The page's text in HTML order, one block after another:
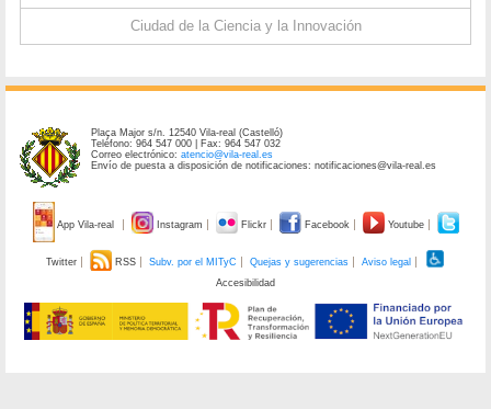
Ciudad de la Ciencia y la Innovación
Plaça Major s/n. 12540 Vila-real (Castelló)
Teléfono: 964 547 000 | Fax: 964 547 032
Correo electrónico:atencio@vila-real.es
Envío de puesta a disposición de notificaciones: notificaciones@vila-real.es
App Vila-real Instagram Flickr Facebook Youtube
Twitter RSS Subv. por el MITyC Quejas y sugerencias
Aviso legal
Accesibilidad